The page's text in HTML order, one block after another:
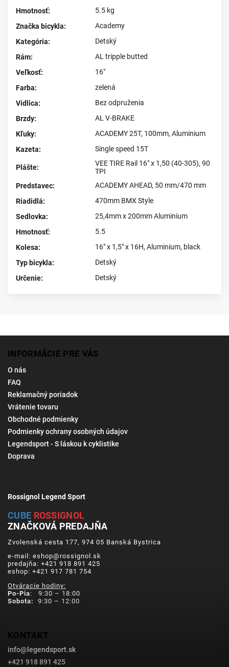
Hmotnosť:
5.5 kg
Značka bicykla:
Academy
Kategória:
Detský
Rám:
AL tripple butted
Veľkosť:
16"
Farba:
zelená
Vidlica:
Bez odpruženia
Brzdy:
AL V-BRAKE
Kľuky:
ACADEMY 25T, 100mm, Aluminium
Kazeta: Single speed 15T
Plášte:
VEE TIRE Rail 16" x 1,50 (40-305), 90
TPI
Predstavec:
ACADEMY AHEAD, 50 mm/470 mm
Riadidlá:
470mm BMX Style
Sedlovka:
25,4mm x 200mm Aluminium
Hmotnosť:
5.5
Kolesa:
16" x 1,5" x 16H, Aluminium, black
Typ bicykla:
Detský
Určenie: Detský
INFORMÁCIE PRE VÁS
O nás
FAQ
Reklamačný poriadok
Vrátenie tovaru
Obchodné podmienky
Podmienky ochrany osobných údajov
Legendsport - S láskou k cyklistike
Doprava
Rossignol Legend Sport
CUBE ROSSIGNOL
ZNAČKOVÁ PREDAJŇA
Zvolenská cesta 177, 974 05 Banská Bystrica
e-mail: eshop@rossignol.sk
predajňa: +421 918 891 425
eshop: +421 917 781 754
Otváracie hodiny:
Po-Pia: 9:30 – 18:00
Sobota:
9:30 – 12:00
KONTAKT
info@ legendsport.sk
+421 918 891 425